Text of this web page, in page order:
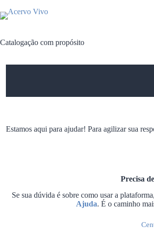
para
o
Catalogação com propósito
Estamos aqui para ajudar! Para agilizar sua
Precisa
Se sua dúvida é sobre como usar a
Ajuda. É o caminho